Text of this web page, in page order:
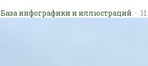
База инфографики и иллюстраций ·